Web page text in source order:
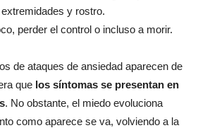
y rostro.
perder el control o incluso a morir.
de ataques de ansiedad aparecen de
que los síntomas se presentan en
. No obstante, el miedo evoluciona
como aparece se va, volviendo a la